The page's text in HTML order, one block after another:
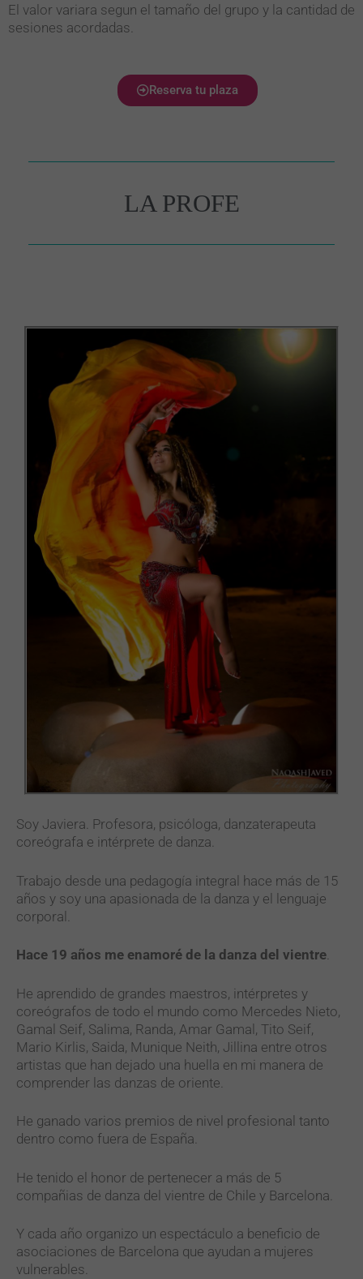
El valor variara segun el tamaño del grupo y la cantidad de
sesiones acordadas.
Reserva tu plaza
LA PROFE
Soy Javiera. Profesora, psicóloga, danzaterapeuta
coreógrafa e intérprete de danza.
Trabajo desde una pedagogía integral hace más de 15
años y soy una apasionada de la danza y el lenguaje
corporal.
Hace 19 años me enamoré de la danza del vientre.
He aprendido de grandes maestros, intérpretes y
coreógrafos de todo el mundo como Mercedes Nieto,
Gamal Seif, Salima, Randa, Amar Gamal, Tito Seif,
Mario Kirlis, Saida, Munique Neith, Jillina entre otros
artistas que han dejado una huella en mi manera de
comprender las danzas de oriente.
He ganado varios premios de nivel profesional tanto
dentro como fuera de España.
He tenido el honor de pertenecer a más de 5
compañias de danza del vientre de Chile y Barcelona.
Y cada año organizo un espectáculo a beneficio de
asociaciones de Barcelona que ayudan a mujeres
vulnerables.